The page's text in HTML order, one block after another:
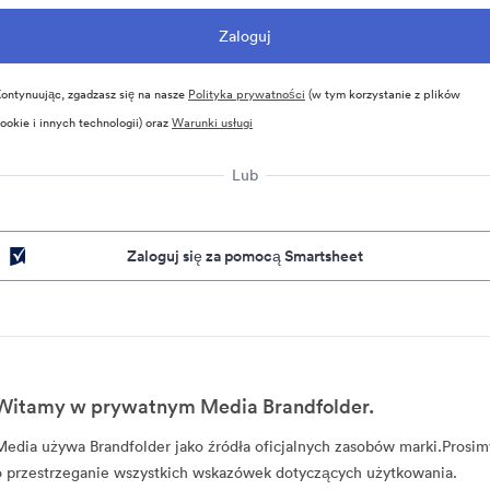
zgadzasz się na nasze Polityka prywatności (w tym korzystanie z plików
i innych technologii) orazWarunki usługi
Lub
Zaloguj się za pomocą Smartsheet
w prywatnym Media Brandfolder.
używa Brandfolder jako źródła oficjalnych zasobów
przestrzeganie wszystkich wskazówek dotyczących użytkowania.